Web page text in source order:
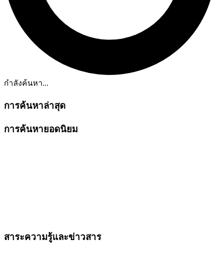
กำลังค้นหา...
การค้นหาล่าสุด
การค้นหายอดนิยม
สาระความรู้และข่าวสาร